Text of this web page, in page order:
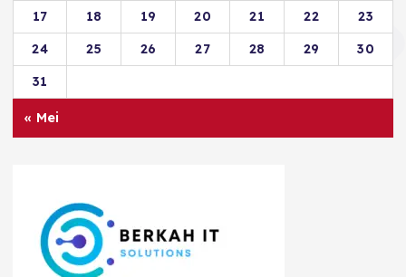
17
18 19 20 21 22
23
24
25 26 27 28 29
30
31
« Mei